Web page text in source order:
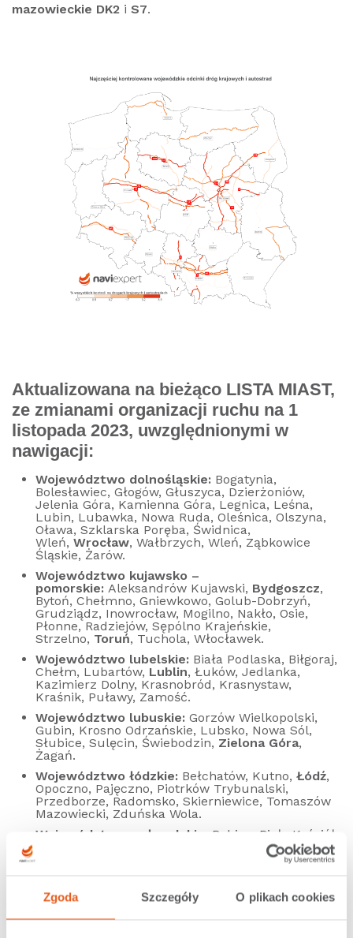
Zgoda Szczegóły O plikach cookies
mazowieckie DK2 i S7.
Aktualizowana na bieżąco LISTA MIAST,
ze zmianami organizacji ruchu na 1
listopada 2023, uwzględnionymi w
nawigacji:
Województwo dolnośląskie: Bogatynia,
Bolesławiec, Głogów, Głuszyca, Dzierżoniów,
Jelenia Góra, Kamienna Góra, Legnica, Leśna,
Lubin, Lubawka, Nowa Ruda, Oleśnica, Olszyna,
Oława, Szklarska Poręba, Świdnica,
Wleń, Wrocław, Wałbrzych, Wleń, Ząbkowice
Śląskie, Żarów.
Województwo kujawsko –
pomorskie: Aleksandrów Kujawski, Bydgoszcz,
Bytoń, Chełmno, Gniewkowo, Golub-Dobrzyń,
Grudziądz, Inowrocław, Mogilno, Nakło, Osie,
Płonne, Radziejów, Sępólno Krajeńskie,
Strzelno, Toruń, Tuchola, Włocławek.
Województwo lubelskie: Biała Podlaska, Biłgoraj,
Chełm, Lubartów, Lublin, Łuków, Jedlanka,
Kazimierz Dolny, Krasnobród, Krasnystaw,
Kraśnik, Puławy, Zamość.
Województwo lubuskie: Gorzów Wielkopolski,
Gubin, Krosno Odrzańskie, Lubsko, Nowa Sól,
Słubice, Sulęcin, Świebodzin, Zielona Góra,
Żagań.
Województwo łódzkie: Bełchatów, Kutno, Łódź,
Opoczno, Pajęczno, Piotrków Trybunalski,
Przedborze, Radomsko, Skierniewice, Tomaszów
Mazowiecki, Zduńska Wola.
Województwo małopolskie:
Babice, Biały Kościół,
Biecz, Bielany, Bochnia, Brzeszcze, Chełmek,
Limanowa, Modlnica, Myślenice, Niepołomice,
Roczyny, Sucha Beskidzka, Sułkowice, Targanice,